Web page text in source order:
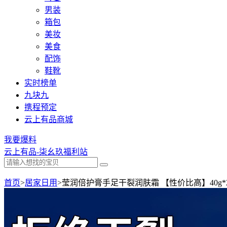
男装
箱包
美妆
美食
配饰
鞋靴
实时榜单
九块九
携程预定
云上有品商城
我要爆料
云上有品-柒幺玖福利站
首页>居家日用>莹润倍护膏手足干裂润肤霜 【性价比高】